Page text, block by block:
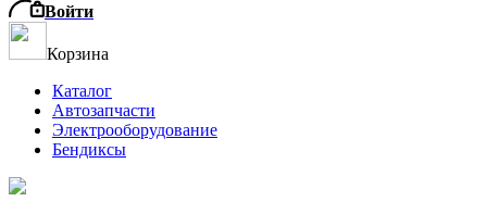
Войти
Корзина
Каталог
Автозапчасти
Электрооборудование
Бендиксы